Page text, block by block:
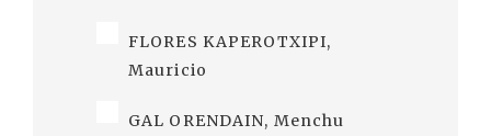
FLORES KAPEROTXIPI,
Mauricio
GAL ORENDAIN, Menchu